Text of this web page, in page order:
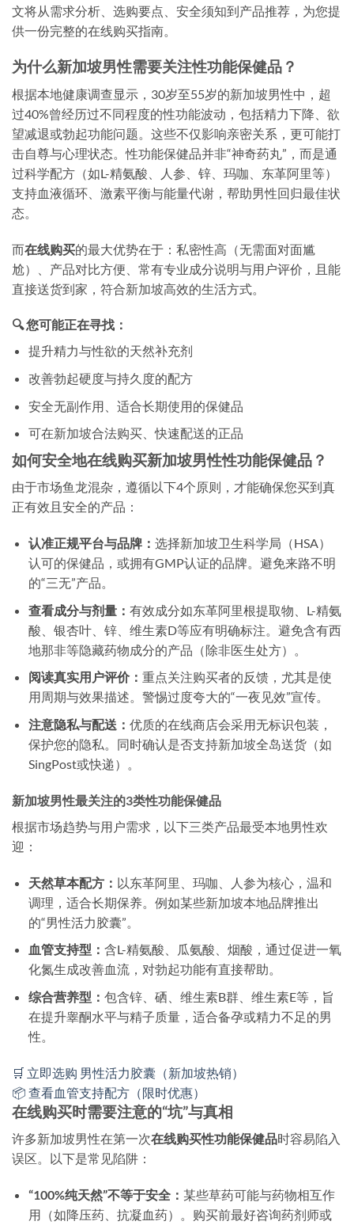
文将从需求分析、选购要点、安全须知到产品推荐，为您提
供一份完整的在线购买指南。
为什么新加坡男性需要关注性功能保健品？
根据本地健康调查显示，30岁至55岁的新加坡男性中，超
过40%曾经历过不同程度的性功能波动，包括精力下降、欲
望减退或勃起功能问题。这些不仅影响亲密关系，更可能打
击自尊与心理状态。性功能保健品并非“神奇药丸”，而是通
过科学配方（如L-精氨酸、人参、锌、玛咖、东革阿里等）
支持血液循环、激素平衡与能量代谢，帮助男性回归最佳状
态。
而在线购买的最大优势在于：私密性高（无需面对面尴
尬）、产品对比方便、常有专业成分说明与用户评价，且能
直接送货到家，符合新加坡高效的生活方式。
🔍 您可能正在寻找：
提升精力与性欲的天然补充剂
改善勃起硬度与持久度的配方
安全无副作用、适合长期使用的保健品
可在新加坡合法购买、快速配送的正品
如何安全地在线购买新加坡男性性功能保健品？
由于市场鱼龙混杂，遵循以下4个原则，才能确保您买到真
正有效且安全的产品：
认准正规平台与品牌： 选择新加坡卫生科学局（HSA）
认可的保健品，或拥有GMP认证的品牌。避免来路不明
的“三无”产品。
查看成分与剂量： 有效成分如东革阿里根提取物、L-精氨
酸、银杏叶、锌、维生素D等应有明确标注。避免含有西
地那非等隐藏药物成分的产品（除非医生处方）。
阅读真实用户评价： 重点关注购买者的反馈，尤其是使
用周期与效果描述。警惕过度夸大的“一夜见效”宣传。
注意隐私与配送： 优质的在线商店会采用无标识包装，
保护您的隐私。同时确认是否支持新加坡全岛送货（如
SingPost或快递）。
新加坡男性最关注的3类性功能保健品
根据市场趋势与用户需求，以下三类产品最受本地男性欢
迎：
天然草本配方： 以东革阿里、玛咖、人参为核心，温和
调理，适合长期保养。例如某些新加坡本地品牌推出
的“男性活力胶囊”。
血管支持型： 含L-精氨酸、瓜氨酸、烟酸，通过促进一氧
化氮生成改善血流，对勃起功能有直接帮助。
综合营养型： 包含锌、硒、维生素B群、维生素E等，旨
在提升睾酮水平与精子质量，适合备孕或精力不足的男
性。
🛒 立即选购 男性活力胶囊（新加坡热销）
📦 查看血管支持配方（限时优惠）
在线购买时需要注意的“坑”与真相
许多新加坡男性在第一次在线购买性功能保健品时容易陷入
误区。以下是常见陷阱：
“100%纯天然”不等于安全： 某些草药可能与药物相互作
用（如降压药、抗凝血药）。购买前最好咨询药剂师或